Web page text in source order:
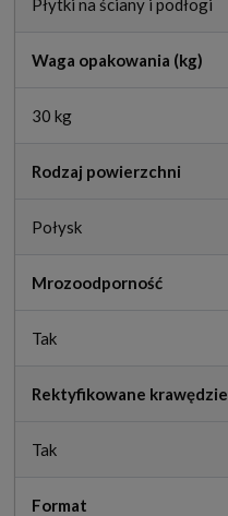
Płytki na ściany i podłogi
Waga opakowania (kg)
30 kg
Rodzaj powierzchni
Połysk
Mrozoodporność
Tak
Rektyfikowane krawędzie
Tak
Format